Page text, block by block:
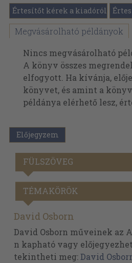
Értesítőt kérek a kiadóról
Megvásárolható példányok
Nincs megvásárolható
A könyv összes
elfogyott. Ha kívánja,
könyvet, és amint a
példánya elérhető lesz,
Előjegyzem
FÜLSZÖVEG
TÉMAKÖRÖK
David Osborn
David Osborn műveinek az
n kapható vagy
tekintheti meg:David